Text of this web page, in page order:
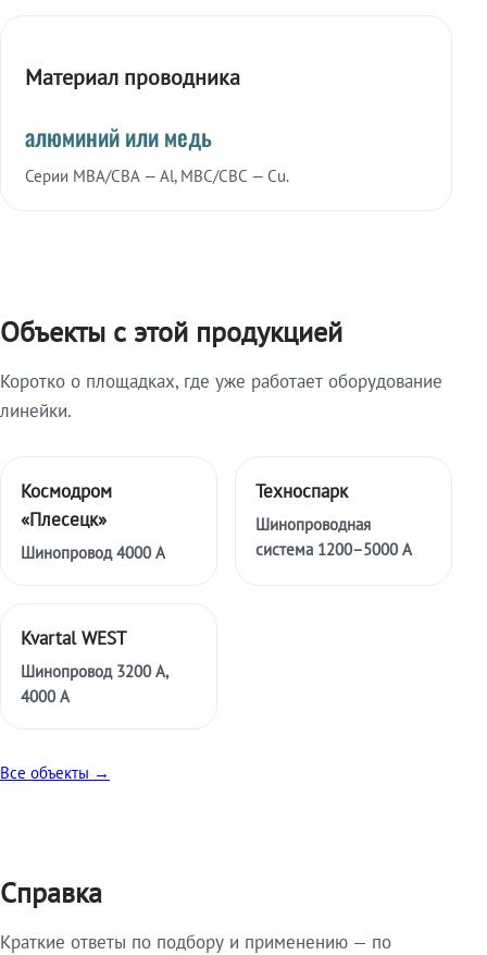
Материал проводника
алюминий или медь
Серии МВА/СВА — Al, МВС/СВС — Cu.
Объекты с этой продукцией
Коротко о площадках, где уже работает оборудование
линейки.
Космодром
«Плесецк»
Шинопровод 4000 А
Техноспарк
Шинопроводная
система 1200–5000 А
Kvartal WEST
Шинопровод 3200 А,
4000 А
Все объекты →
Справка
Краткие ответы по подбору и применению — по